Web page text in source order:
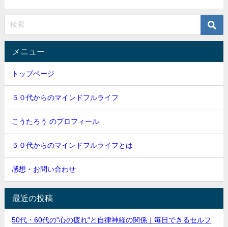
メニュー
トップページ
５０代からのマインドフルライフ
こうたろう のプロフィール
５０代からのマインドフルライフとは
感想・お問い合わせ
最近の投稿
50代・60代の"心の疲れ"と自律神経の関係｜毎日できるセルフ